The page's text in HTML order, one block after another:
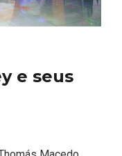
e seus